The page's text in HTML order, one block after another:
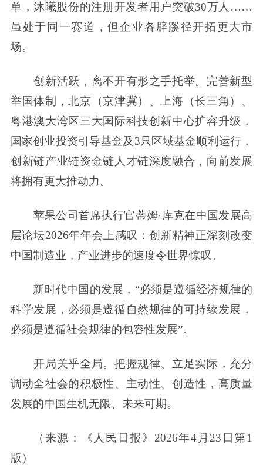
单，沐曦股份的注册开发者用户突破30万人……
虽处于同一赛道，但企业各辟蹊径开拓更大市
场。
创新活跃，离不开有形之手托举。完善新型
举国体制，北京（京津冀）、上海（长三角）、
粤港澳大湾区三大国际科技创新中心扩容升级，
国家创业投资引导基金及3只区域基金顺利运行，
创新链产业链资金链人才链深度融合，向前发展
将拥有更大推动力。
苹果公司首席执行官蒂姆·库克在中国发展高
层论坛2026年年会上感叹：创新精神正深刻改变
中国制造业，产业进步的速度令世界惊叹。
新时代中国的发展，“必须是遵循经济规律的
科学发展，必须是遵循自然规律的可持续发展，
必须是遵循社会规律的包容性发展”。
开局关乎全局。把握规律、立足实际，充分
调动全社会的积极性、主动性、创造性，高质量
发展的中国生机无限、未来可期。
（来源：《人民日报》2026年4月23日第1
版）